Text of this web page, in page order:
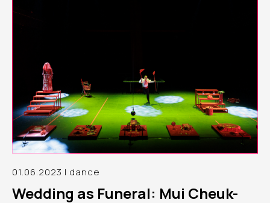
01.06.2023 | dance
Wedding as Funeral: Mui Cheuk-